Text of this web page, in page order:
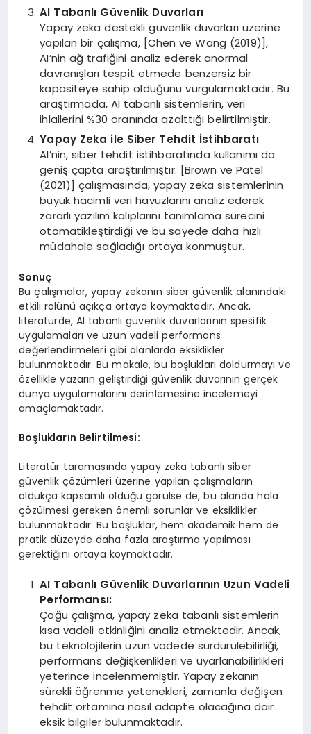
AI Tabanlı Güvenlik Duvarları
Yapay zeka destekli güvenlik duvarları üzerine
yapılan bir çalışma, [Chen ve Wang (2019)],
AI’nin ağ trafiğini analiz ederek anormal
davranışları tespit etmede benzersiz bir
kapasiteye sahip olduğunu vurgulamaktadır. Bu
araştırmada, AI tabanlı sistemlerin, veri
ihlallerini %30 oranında azalttığı belirtilmiştir.
Yapay Zeka ile Siber Tehdit İstihbaratı
AI’nin, siber tehdit istihbaratında kullanımı da
geniş çapta araştırılmıştır. [Brown ve Patel
(2021)] çalışmasında, yapay zeka sistemlerinin
büyük hacimli veri havuzlarını analiz ederek
zararlı yazılım kalıplarını tanımlama sürecini
otomatikleştirdiği ve bu sayede daha hızlı
müdahale sağladığı ortaya konmuştur.
Sonuç
Bu çalışmalar, yapay zekanın siber güvenlik alanındaki
etkili rolünü açıkça ortaya koymaktadır. Ancak,
literatürde, AI tabanlı güvenlik duvarlarının spesifik
uygulamaları ve uzun vadeli performans
değerlendirmeleri gibi alanlarda eksiklikler
bulunmaktadır. Bu makale, bu boşlukları doldurmayı ve
özellikle yazarın geliştirdiği güvenlik duvarının gerçek
dünya uygulamalarını derinlemesine incelemeyi
amaçlamaktadır.
Boşlukların Belirtilmesi:
Literatür taramasında yapay zeka tabanlı siber
güvenlik çözümleri üzerine yapılan çalışmaların
oldukça kapsamlı olduğu görülse de, bu alanda hala
çözülmesi gereken önemli sorunlar ve eksiklikler
bulunmaktadır. Bu boşluklar, hem akademik hem de
pratik düzeyde daha fazla araştırma yapılması
gerektiğini ortaya koymaktadır.
AI Tabanlı Güvenlik Duvarlarının Uzun Vadeli
Performansı:
Çoğu çalışma, yapay zeka tabanlı sistemlerin
kısa vadeli etkinliğini analiz etmektedir. Ancak,
bu teknolojilerin uzun vadede sürdürülebilirliği,
performans değişkenlikleri ve uyarlanabilirlikleri
yeterince incelenmemiştir. Yapay zekanın
sürekli öğrenme yetenekleri, zamanla değişen
tehdit ortamına nasıl adapte olacağına dair
eksik bilgiler bulunmaktadır.